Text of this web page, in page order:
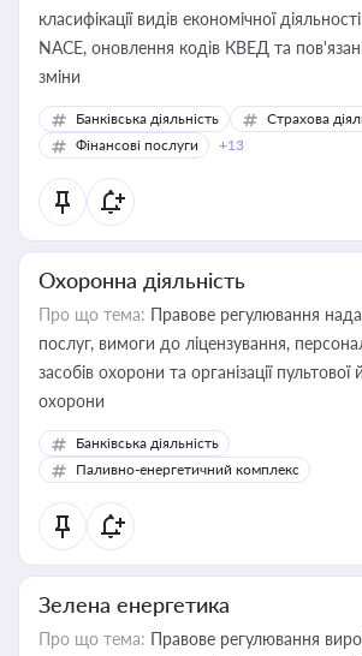
класифікації видів економічної
NACE, оновлення кодів КВЕД та
зміни
Банківська діяльність
Страхова
Фінансові послуги
+13
Охоронна діяльність
Про що тема: Правове регулювання
послуг, вимоги до ліцензування,
засобів охорони та організації пультової
охорони
Банківська діяльність
Паливно-енергетичний комплекс
Зелена енергетика
Про що тема: Правове регулювання